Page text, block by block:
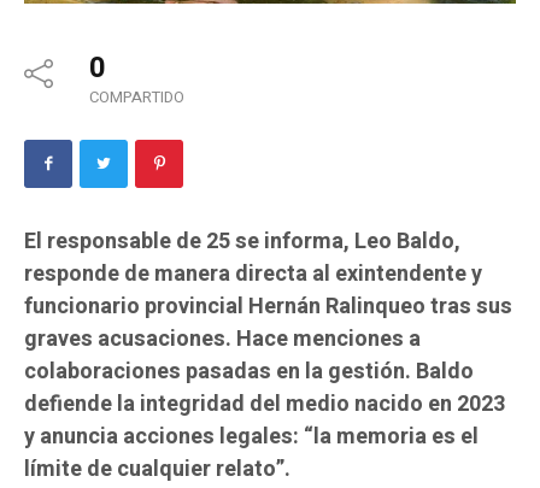
0
COMPARTIDO
El responsable de 25 se informa, Leo Baldo,
responde de manera directa al exintendente y
funcionario provincial Hernán Ralinqueo tras sus
graves acusaciones. Hace menciones a
colaboraciones pasadas en la gestión. Baldo
defiende la integridad del medio nacido en 2023
y anuncia acciones legales: “la memoria es el
límite de cualquier relato”.